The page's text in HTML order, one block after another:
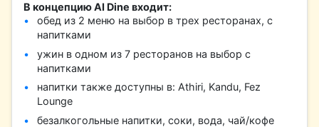
В концепцию AI Dine входит:
обед из 2 меню на выбор в трех ресторанах, с
напитками
ужин в одном из 7 ресторанов на выбор с
напитками
напитки также доступны в: Athiri, Kandu, Fez
Lounge
безалкогольные напитки, соки, вода, чай/кофе